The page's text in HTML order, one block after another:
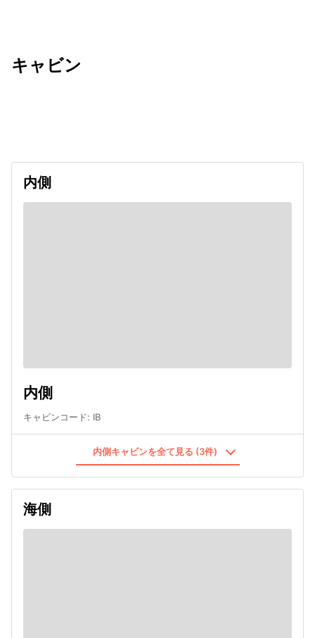
キャビン
内側
内側
キャビンコード: IB
内側キャビンを全て見る (3件)
海側